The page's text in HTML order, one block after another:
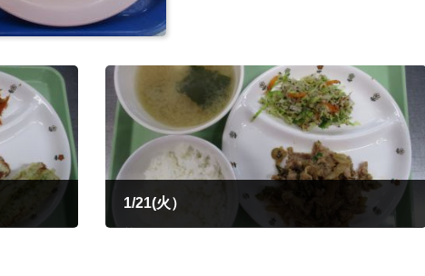
1/21(火）